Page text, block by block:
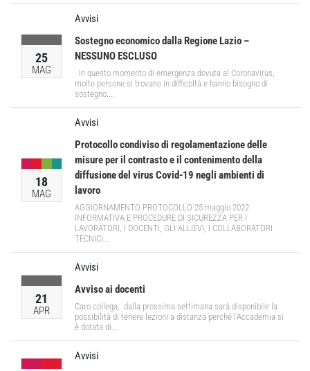
25
MAG
Avvisi
Sostegno economico dalla Regione Lazio –
NESSUNO ESCLUSO
In questo momento di emergenza dovuta al Coronavirus,
molte persone si trovano in difficoltà e hanno bisogno di
sostegno....
18
MAG
Avvisi
Protocollo condiviso di regolamentazione delle
misure per il contrasto e il contenimento della
diffusione del virus Covid-19 negli ambienti di
lavoro
AGGIORNAMENTO PROTOCOLLO 25 maggio 2022
INFORMATIVA E PROCEDURE DI SICUREZZA PER I
LAVORATORI, I DOCENTI, GLI ALLIEVI, I COLLABORATORI
TECNICI...
21
APR
Avvisi
Avviso ai docenti
Caro collega, dalla prossima settimana sarà disponibile la
possibilità di tenere lezioni a distanza perché l’Accademia si
è dotata di...
Avvisi